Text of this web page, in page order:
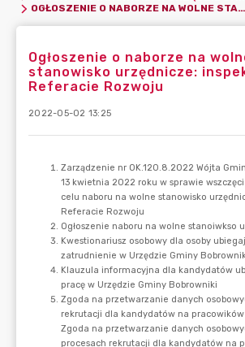
OGŁOSZENIE O NABORZE NA WOLNE STANOWISKO URZĘDNICZE: INSPEKTOR W REFERACIE ROZWOJU
Ogłoszenie o naborze na
stanowisko urzędnicze:
Referacie Rozwoju
2022-05-02 13:25